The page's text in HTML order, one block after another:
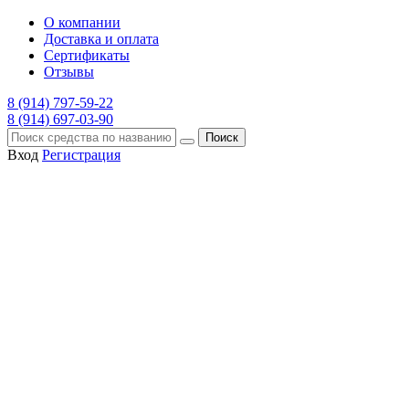
О компании
Доставка и оплата
Сертификаты
Отзывы
8 (914) 797-59-22
8 (914) 697-03-90
Поиск
Вход Регистрация